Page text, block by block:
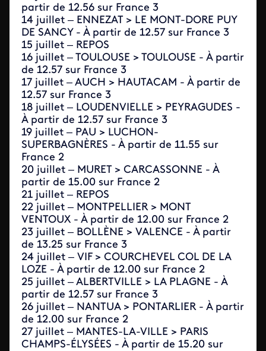
partir de 12.56 sur France 3
14 juillet – ENNEZAT > LE MONT-DORE PUY
DE SANCY - À partir de 12.57 sur France 3
15 juillet – REPOS
16 juillet – TOULOUSE > TOULOUSE - À partir
de 12.57 sur France 3
17 juillet – AUCH > HAUTACAM - À partir de
12.57 sur France 3
18 juillet – LOUDENVIELLE > PEYRAGUDES -
À partir de 12.57 sur France 3
19 juillet – PAU > LUCHON-
SUPERBAGNÈRES - À partir de 11.55 sur
France 2
20 juillet – MURET > CARCASSONNE - À
partir de 15.00 sur France 2
21 juillet – REPOS
22 juillet – MONTPELLIER > MONT
VENTOUX - À partir de 12.00 sur France 2
23 juillet – BOLLÈNE > VALENCE - À partir
de 13.25 sur France 3
24 juillet – VIF > COURCHEVEL COL DE LA
LOZE - À partir de 12.00 sur France 2
25 juillet – ALBERTVILLE > LA PLAGNE - À
partir de 12.57 sur France 3
26 juillet – NANTUA > PONTARLIER - À partir
de 12.00 sur France 2
27 juillet – MANTES-LA-VILLE > PARIS
CHAMPS-ÉLYSÉES - À partir de 15.20 sur